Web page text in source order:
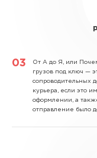
От А до Я, или
грузов под ключ —
сопроводительных
курьера, если это
оформлении, а
отправление было